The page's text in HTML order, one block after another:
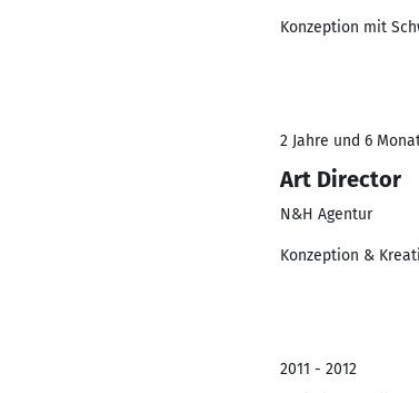
Konzeption mit
2 Jahre und 6
Art Director
N&H Agentur
Konzeption &
2011 - 2012